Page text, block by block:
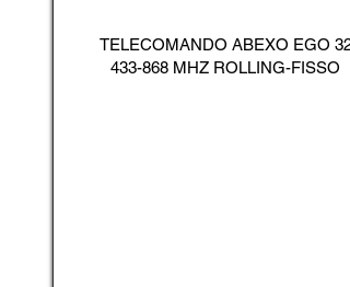
TELECOMANDO ABEXO EGO 32
433-868 MHZ ROLLING-FISSO